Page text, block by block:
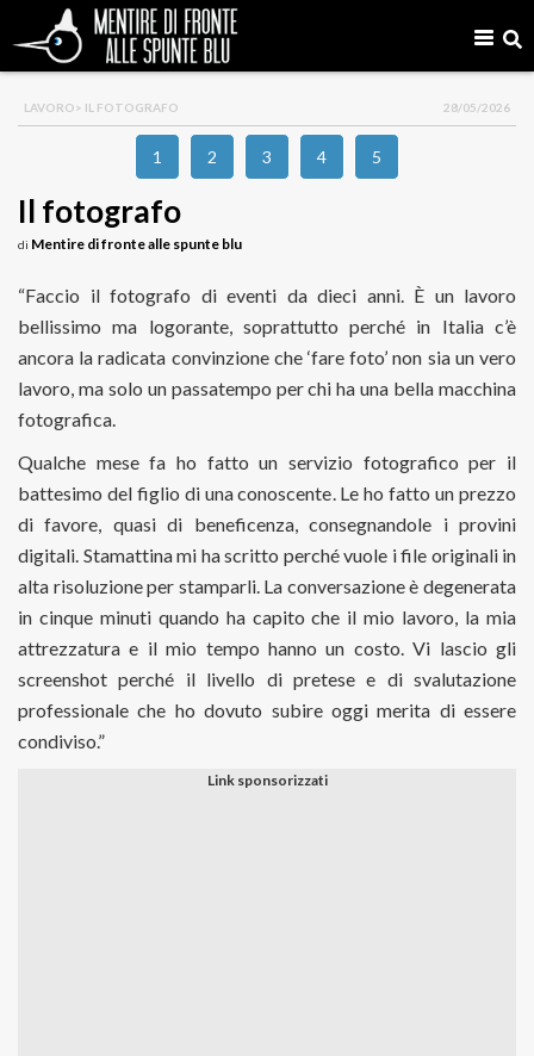
LAVORO> IL FOTOGRAFO 28/05/2026
1 2 3 4 5
Il fotografo
di Mentire di fronte alle spunte blu
“Faccio il fotografo di eventi da dieci anni. È un lavoro
bellissimo ma logorante, soprattutto perché in Italia c’è
ancora la radicata convinzione che ‘fare foto’ non sia un vero
lavoro, ma solo un passatempo per chi ha una bella macchina
fotografica.
Qualche mese fa ho fatto un servizio fotografico per il
battesimo del figlio di una conoscente. Le ho fatto un prezzo
di favore, quasi di beneficenza, consegnandole i provini
digitali. Stamattina mi ha scritto perché vuole i file originali in
alta risoluzione per stamparli. La conversazione è degenerata
in cinque minuti quando ha capito che il mio lavoro, la mia
attrezzatura e il mio tempo hanno un costo. Vi lascio gli
screenshot perché il livello di pretese e di svalutazione
professionale che ho dovuto subire oggi merita di essere
condiviso.”